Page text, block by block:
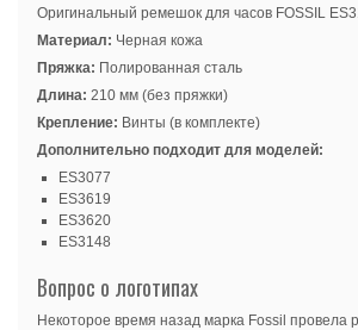
Оригинальный ремешок для часов FOSSIL
Материал: Черная кожа
Пряжка: Полированная сталь
Длина: 210 мм (без пряжки)
Крепление: Винты (в комплекте)
Дополнительно подходит для моделей:
ES3077
ES3619
ES3620
ES3148
Вопрос о логотипах
Некоторое время назад марка Fossil провела